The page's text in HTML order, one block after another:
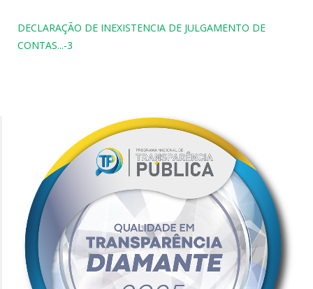
DECLARAÇÃO DE INEXISTENCIA DE JULGAMENTO DE
CONTAS...-3